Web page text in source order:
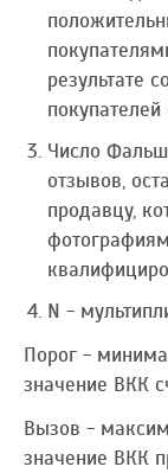
результате
Число
отзывов,
продавцу,
N -
Порог -
значение ВКК
Вызов -
значение ВКК